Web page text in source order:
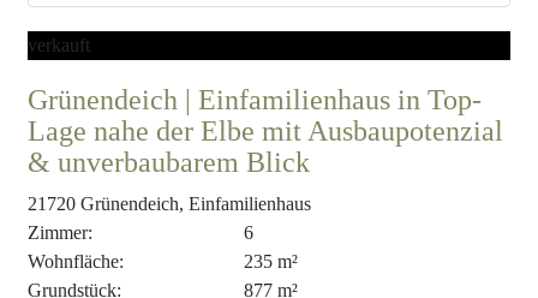
verkauft
Grünendeich | Einfamilienhaus in Top-
Lage nahe der Elbe mit Ausbaupotenzial
& unverbaubarem Blick
21720 Grünendeich, Einfamilienhaus
Zimmer:
6
Wohnfläche:
235 m²
Grundstück:
877 m²